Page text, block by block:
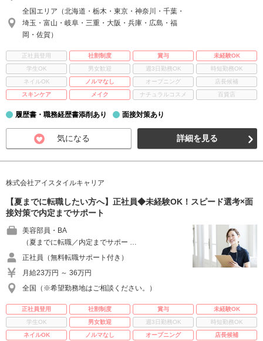
全国エリア（北海道・栃木・東京・神奈川・千葉・
埼玉・富山・岐阜・三重・大阪・兵庫・広島・福
岡・佐賀）
正社員登用 社割制度 賞与
未経験OK
学生OK
男女歓迎 週3日勤務OK
時短勤務OK
ネイルOK
ノルマなし オープニング
店長候補
スキンケア
メイク ナチュラルコスメ 百貨店
履歴書・職務経歴書添削あり 面接対策あり
気になる 詳細を見る
株式会社アイスタイルキャリア
【夏までに転職したい方へ】正社員◆未経験OK！スピード選考×面
接対策で内定までサポート
美容部員・BA
（夏までに転職／内定までサポー …
正社員（無料転職サポート付き）
月給23万円 ～ 36万円
全国（※希望勤務地はご相談ください。）
正社員登用 社割制度 賞与
未経験OK
学生OK
男女歓迎 週3日勤務OK
時短勤務OK
ネイルOK
ノルマなし オープニング
店長候補